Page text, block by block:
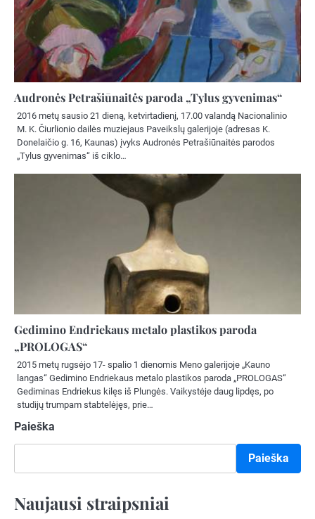
Audronės Petrašiūnaitės paroda „Tylus gyvenimas“
2016 metų sausio 21 dieną, ketvirtadienį, 17.00 valandą Nacionalinio
M. K. Čiurlionio dailės muziejaus Paveikslų galerijoje (adresas K.
Donelaičio g. 16, Kaunas) įvyks Audronės Petrašiūnaitės parodos
„Tylus gyvenimas“ iš ciklo…
Gedimino Endriekaus metalo plastikos paroda
„PROLOGAS“
2015 metų rugsėjo 17- spalio 1 dienomis Meno galerijoje „Kauno
langas“ Gedimino Endriekaus metalo plastikos paroda „PROLOGAS“
Gediminas Endriekus kilęs iš Plungės. Vaikystėje daug lipdęs, po
studijų trumpam stabtelėjęs, prie…
Paieška
Paieška
Naujausi straipsniai